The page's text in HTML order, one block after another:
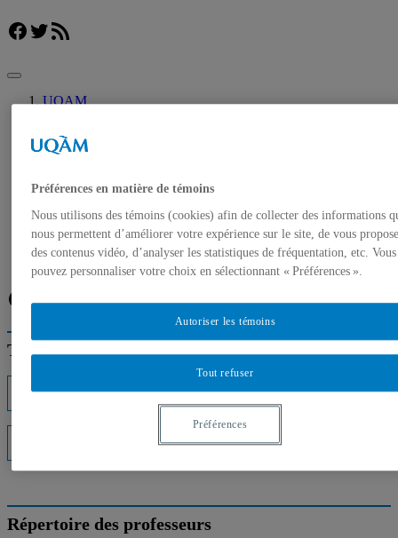
Facebook
Twitter
Flux RSS
UQAM
Une professeure de l’UQAM participe à la découverte de
nouveaux graffitis à Pompéi
Communiqués de presse
Autorisation de tournage
Banque de photos
À propos de l’UQAM
Plan du campus
Facebook
Twitter
Flux RSS
Trouver un expert
Listes d'experts
Interventions médiatiques
Répertoire des professeurs
Préférences en matière de témoins
Nous utilisons des témoins (cookies) afin de collecter des informations
nous permettent d’améliorer votre expérience sur le site, de vous
des contenus vidéo, d’analyser les statistiques de fréquentation, etc. Vous
pouvez personnaliser votre choix en sélectionnant « Préférences ».
Tout refuser
Autoriser les témoins
Préférences